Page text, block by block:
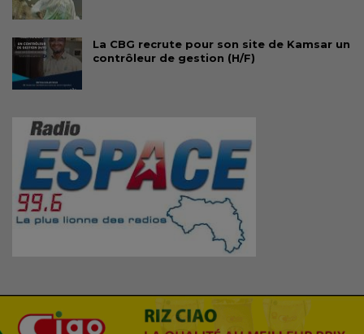
La CBG recrute pour son site de Kamsar un
contrôleur de gestion (H/F)